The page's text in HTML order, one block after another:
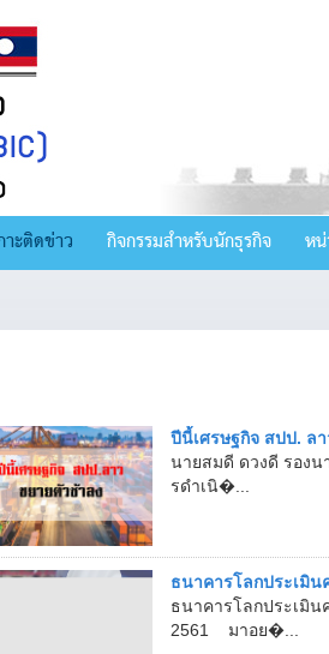
าะติดข่าว กิจกรรมสำหรับนักธุรกิจ ห
ปีนี้เศรษฐกิจ สปป. ล
นายสมดี ดวงดี รองน
รดำเนิ�...
ธนาคารโลกประเมิน
ธนาคารโลกประเมิน
2561 มาอย�...